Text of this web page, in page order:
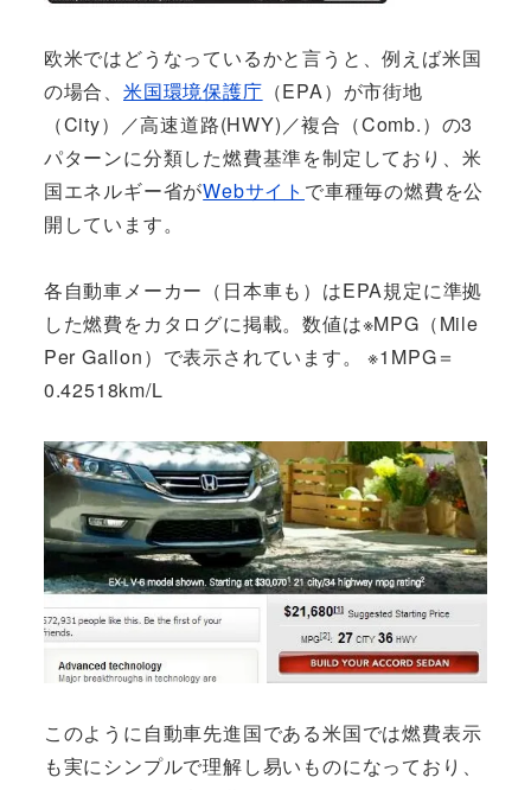
欧米ではどうなっているかと言うと、例えば米国
の場合、 米国環境保護庁 （EPA）が市街地
（City）／高速道路(HWY)／複合（Comb.）の3
パターンに分類した燃費基準を制定しており、米
国エネルギー省がWebサイト で車種毎の燃費を公
開しています。
各自動車メーカー（日本車も）はEPA規定に準拠
した燃費をカタログに掲載。数値は※MPG（Mile
Per Gallon）で表示されています。 ※1MPG＝
0.42518km/L
このように自動車先進国である米国では燃費表示
も実にシンプルで理解し易いものになっており、